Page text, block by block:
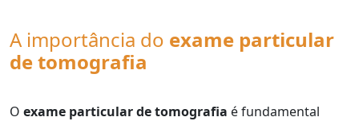
A importância do exame particular
de tomografia
O exame particular de tomografia é fundamental